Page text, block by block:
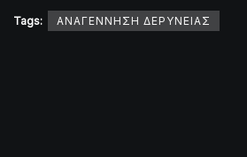
Tags: ΑΝΑΓΕΝΝΗΣΗ ΔΕΡΥΝΕΙΑΣ